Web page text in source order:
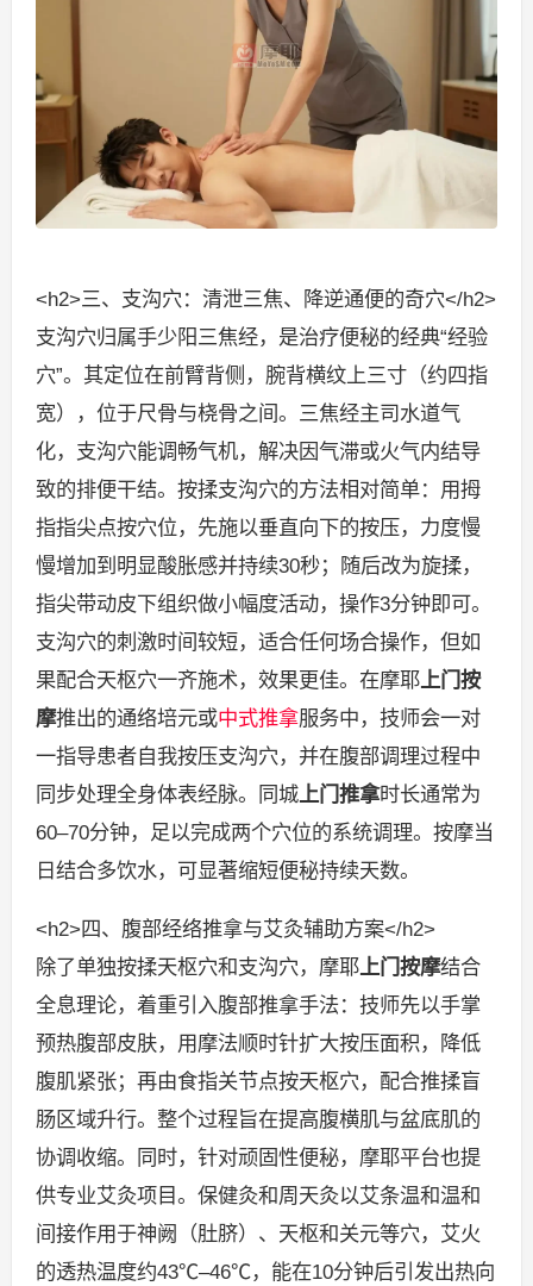
<h2>三、支沟穴：清泄三焦、降逆通便的奇穴</h2>
支沟穴归属手少阳三焦经，是治疗便秘的经典“经验
穴”。其定位在前臂背侧，腕背横纹上三寸（约四指
宽），位于尺骨与桡骨之间。三焦经主司水道气
化，支沟穴能调畅气机，解决因气滞或火气内结导
致的排便干结。按揉支沟穴的方法相对简单：用拇
指指尖点按穴位，先施以垂直向下的按压，力度慢
慢增加到明显酸胀感并持续30秒；随后改为旋揉，
指尖带动皮下组织做小幅度活动，操作3分钟即可。
支沟穴的刺激时间较短，适合任何场合操作，但如
果配合天枢穴一齐施术，效果更佳。在摩耶上门按
摩推出的通络培元或中式推拿服务中，技师会一对
一指导患者自我按压支沟穴，并在腹部调理过程中
同步处理全身体表经脉。同城上门推拿时长通常为
60–70分钟，足以完成两个穴位的系统调理。按摩当
日结合多饮水，可显著缩短便秘持续天数。
<h2>四、腹部经络推拿与艾灸辅助方案</h2>
除了单独按揉天枢穴和支沟穴，摩耶上门按摩结合
全息理论，着重引入腹部推拿手法：技师先以手掌
预热腹部皮肤，用摩法顺时针扩大按压面积，降低
腹肌紧张；再由食指关节点按天枢穴，配合推揉盲
肠区域升行。整个过程旨在提高腹横肌与盆底肌的
协调收缩。同时，针对顽固性便秘，摩耶平台也提
供专业艾灸项目。保健灸和周天灸以艾条温和温和
间接作用于神阙（肚脐）、天枢和关元等穴，艾火
的透热温度约43℃–46℃，能在10分钟后引发出热向